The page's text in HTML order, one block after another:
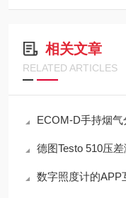
相关文章
RELATED ARTICLES
ECOM-D手持烟
德图Testo 510压
数字照度计的APP